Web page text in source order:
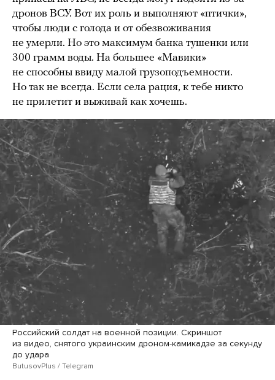
дронов ВСУ. Вот их роль и выполняют «птички»,
чтобы люди с голода и от обезвоживания
не умерли. Но это максимум банка тушенки или
300 грамм воды. На большее «Мавики»
не способны ввиду малой грузоподъемности.
Но так не всегда. Если села рация, к тебе никто
не прилетит и выживай как хочешь.
Российский солдат на военной позиции. Скриншот
из видео, снятого украинским дроном-камикадзе за секунду
до удара
ButusovPlus / Telegram